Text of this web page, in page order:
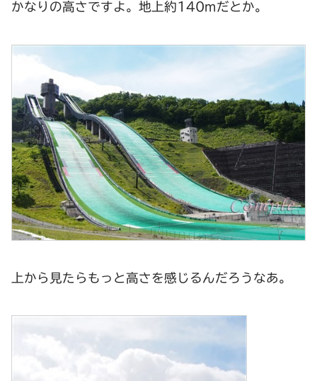
かなりの高さですよ。地上約140mだとか。
上から見たらもっと高さを感じるんだろうなあ。